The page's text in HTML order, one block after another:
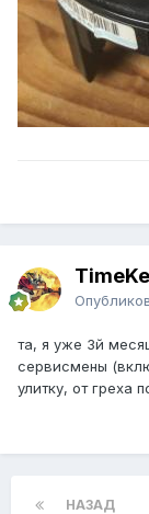
та, я уже 3й
сервисмены
улитку, от греха
НАЗАД